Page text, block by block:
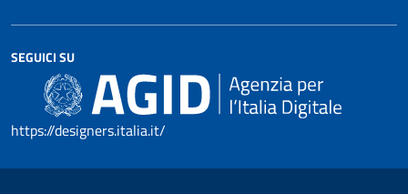
SEGUICI SU
https://designers.italia.it/